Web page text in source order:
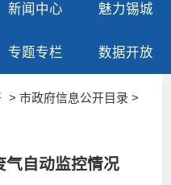
新闻中心 魅力锡城
专题专栏 数据开放
> 市政府信息公开目录 >
气自动监控情况